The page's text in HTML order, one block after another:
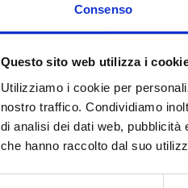
Consenso
Questo sito web utilizza i
Utilizziamo i cookie per
nostro traffico. Condividiamo
di analisi dei dati web,
che hanno raccolto dal suo
foratura ≤55%.…
Soncino (CR)
Normablok Più CAM
Blocco in laterizio porizzato
polistirene additivato di grafite
Normablok Più CAM